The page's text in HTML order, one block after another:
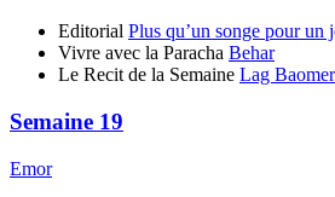
Editorial Plus qu’un songe pour un
Vivre avec la Paracha Behar
Le Recit de la Semaine Lag
Semaine 19
Emor